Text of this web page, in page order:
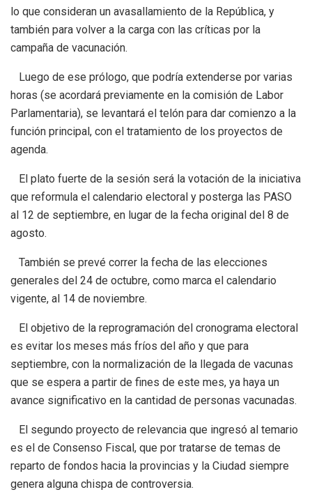
lo que consideran un avasallamiento de la República, y
también para volver a la carga con las críticas por la
campaña de vacunación.
Luego de ese prólogo, que podría extenderse por varias
horas (se acordará previamente en la comisión de Labor
Parlamentaria), se levantará el telón para dar comienzo a la
función principal, con el tratamiento de los proyectos de
agenda.
El plato fuerte de la sesión será la votación de la iniciativa
que reformula el calendario electoral y posterga las PASO
al 12 de septiembre, en lugar de la fecha original del 8 de
agosto.
También se prevé correr la fecha de las elecciones
generales del 24 de octubre, como marca el calendario
vigente, al 14 de noviembre.
El objetivo de la reprogramación del cronograma electoral
es evitar los meses más fríos del año y que para
septiembre, con la normalización de la llegada de vacunas
que se espera a partir de fines de este mes, ya haya un
avance significativo en la cantidad de personas vacunadas.
El segundo proyecto de relevancia que ingresó al temario
es el de Consenso Fiscal, que por tratarse de temas de
reparto de fondos hacia la provincias y la Ciudad siempre
genera alguna chispa de controversia.